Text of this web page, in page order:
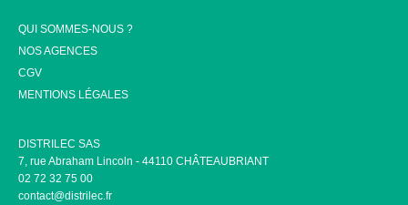
QUI SOMMES-NOUS ?
NOS AGENCES
CGV
MENTIONS LÉGALES
DISTRILEC SAS
7, rue Abraham Lincoln - 44110 CHÂTEAUBRIANT
02 72 32 75 00
contact@distrilec.fr